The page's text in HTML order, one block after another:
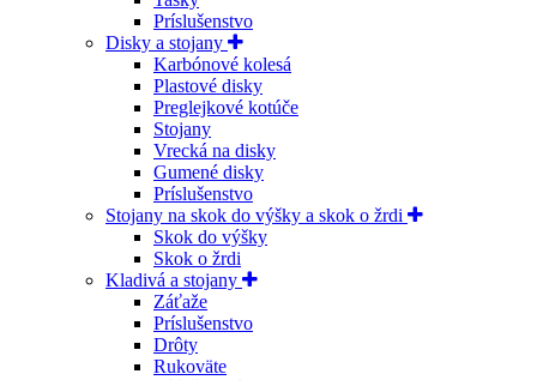
Príslušenstvo
Disky a stojany
Karbónové kolesá
Plastové disky
Preglejkové kotúče
Stojany
Vrecká na disky
Gumené disky
Príslušenstvo
Stojany na skok do výšky a skok o žrdi
Skok do výšky
Skok o žrdi
Kladivá a stojany
Záťaže
Príslušenstvo
Drôty
Rukoväte